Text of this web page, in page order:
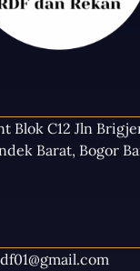
Blok C12 Jln
Barat, Bogor